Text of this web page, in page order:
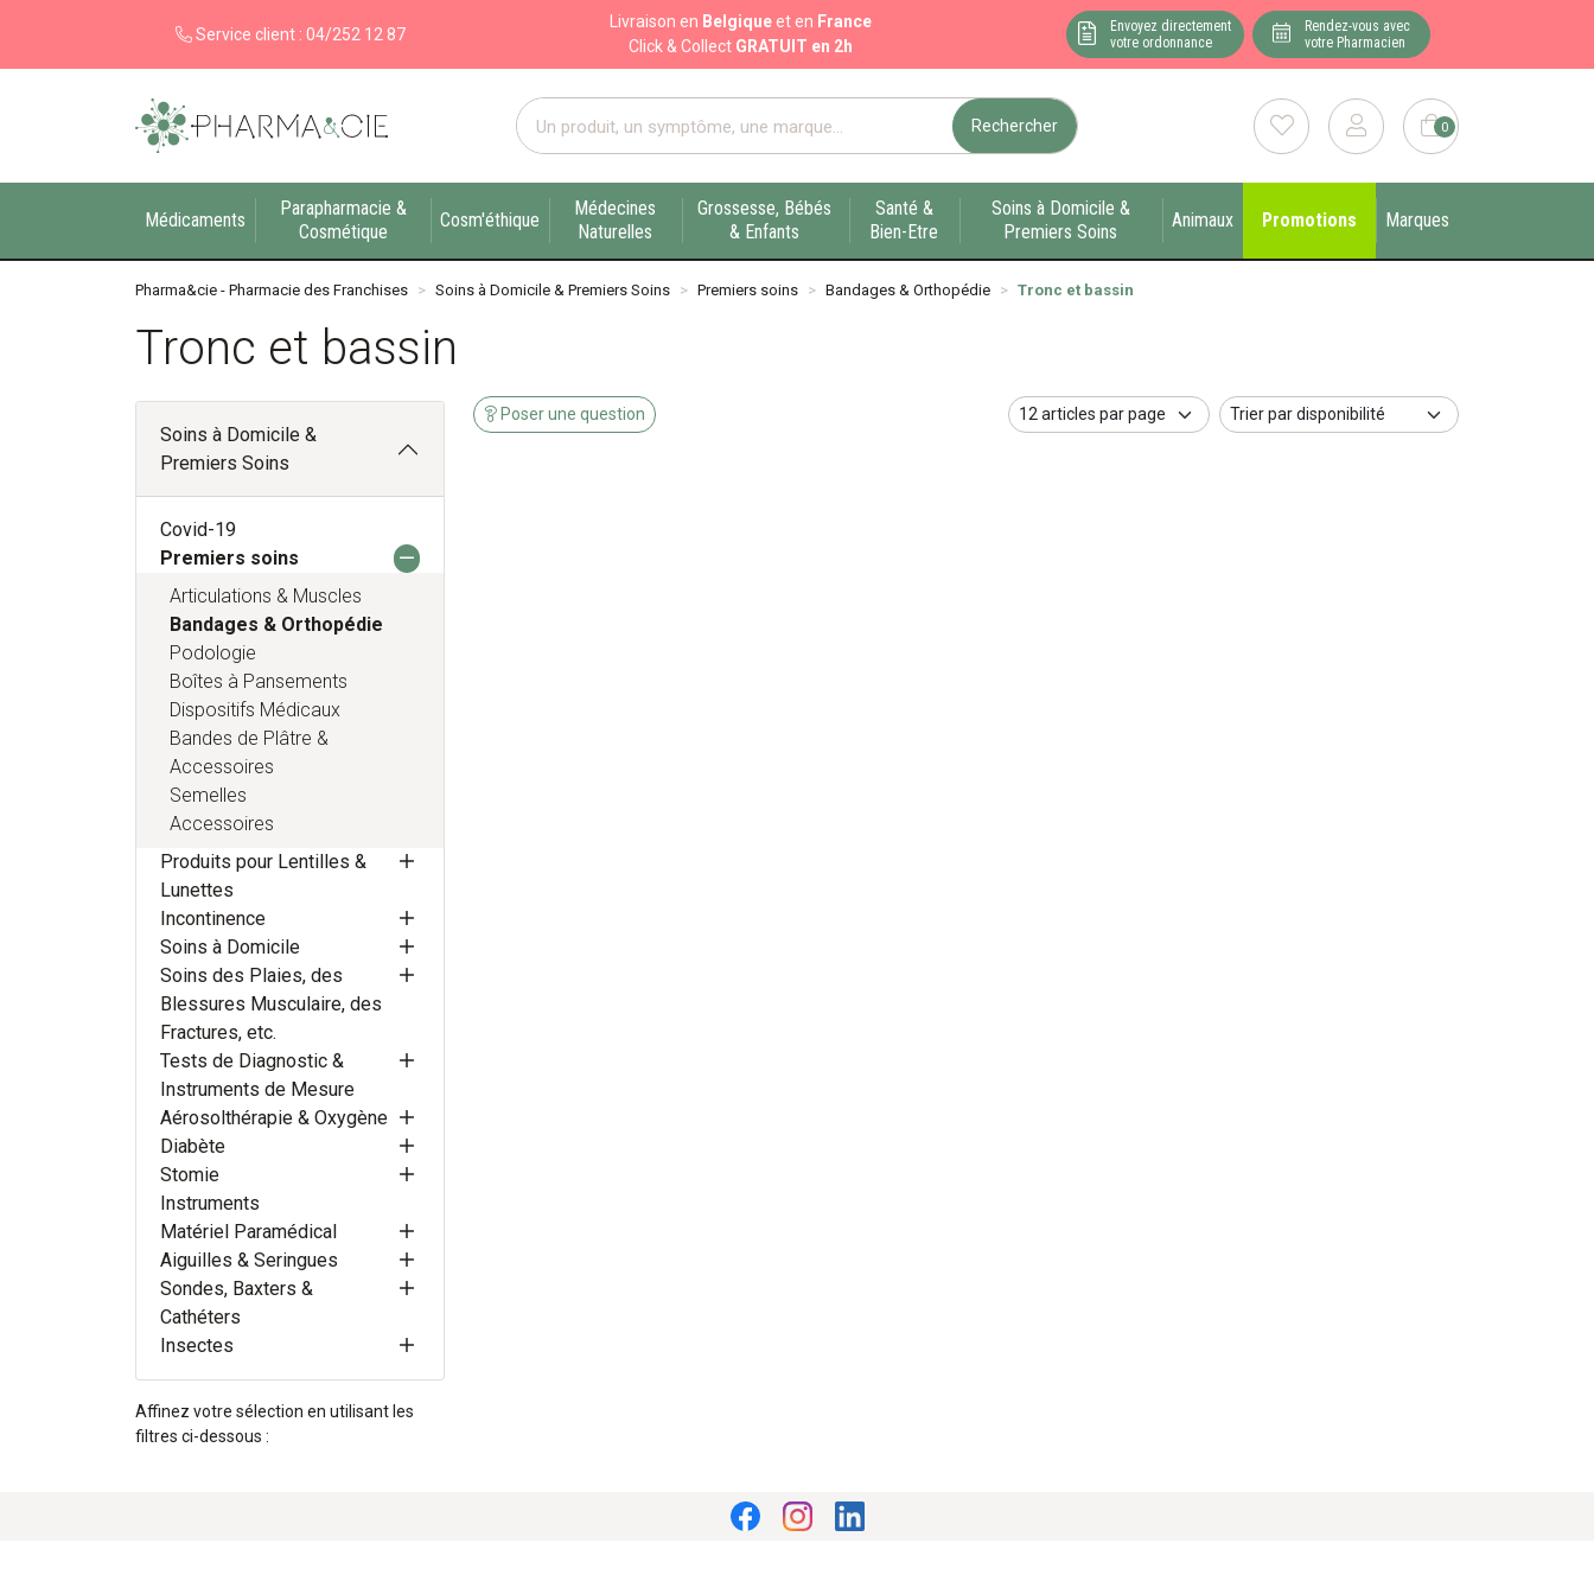
Service client : 04/252 12 87
Livraison en Belgique et en France
Click & Collect GRATUIT en 2h
Envoyez directement
votre ordonnance
Rendez-vous avec
votre Pharmacien
Pharma&cie - Pharmacie des Franchises Votre export pharmacie en ligne à votre service sur Liège 0
Rechercher
Médicaments
Parapharmacie &
Cosmétique
Cosm'éthique
Médecines
Naturelles
Grossesse, Bébés
& Enfants
Santé &
Bien-Etre
Soins à Domicile &
Premiers Soins
Animaux Promotions Marques
Pharma&cie - Pharmacie des Franchises Soins à Domicile & Premiers Soins Premiers soins Bandages & Orthopédie Tronc et bassin
Tronc et bassin
Poser une question
Soins à Domicile &
Premiers Soins
Covid-19
Premiers soins
Articulations & Muscles
Bandages & Orthopédie
Podologie
Boîtes à Pansements
Dispositifs Médicaux
Bandes de Plâtre &
Accessoires
Semelles
Accessoires
Produits pour Lentilles &
Lunettes
Incontinence
Soins à Domicile
Soins des Plaies, des
Blessures Musculaire, des
Fractures, etc.
Tests de Diagnostic &
Instruments de Mesure
Aérosolthérapie & Oxygène
Diabète
Stomie
Instruments
Matériel Paramédical
Aiguilles & Seringues
Sondes, Baxters &
Cathéters
Insectes
Affinez votre sélection en utilisant les
filtres ci-dessous :